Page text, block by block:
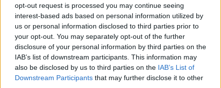
opt-out request is processed you may continue seeing
interest-based ads based on personal information utilized by
us or personal information disclosed to third parties prior to
your opt-out. You may separately opt-out of the further
disclosure of your personal information by third parties on the
IAB’s list of downstream participants. This information may
also be disclosed by us to third parties on the IAB’s List of
Downstream Participants that may further disclose it to other
DATAMEDIA AE.
ΠΕΡΙΟΔΟΣ: 2001 - 2003